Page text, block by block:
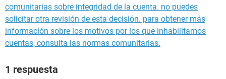
comunitarias sobre integridad de la cuenta. no puedes
solicitar otra revisión de esta decisión. para obtener más
información sobre los motivos por los que inhabilitamos
cuentas, consulta las normas comunitarias.
1 respuesta